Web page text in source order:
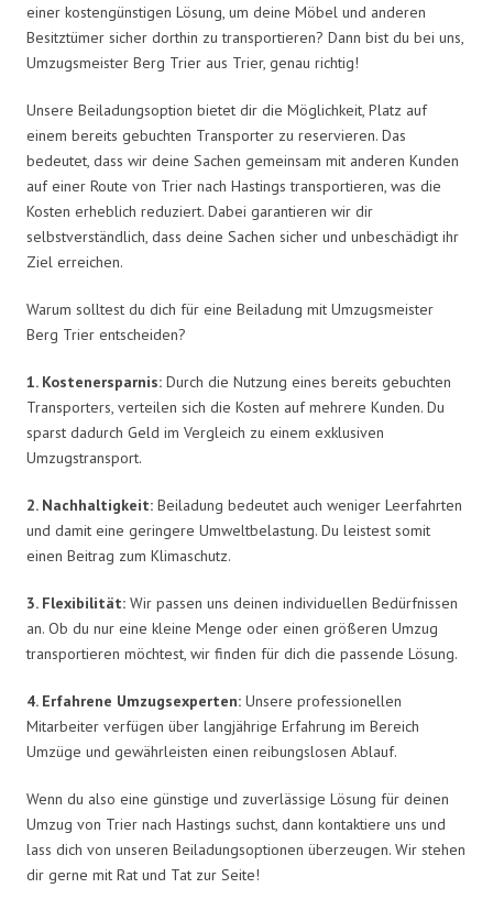
einer kostengünstigen Lösung, um deine Möbel und anderen
Besitztümer sicher dorthin zu transportieren? Dann bist du bei uns,
Umzugsmeister Berg Trier aus Trier, genau richtig!
Unsere Beiladungsoption bietet dir die Möglichkeit, Platz auf
einem bereits gebuchten Transporter zu reservieren. Das
bedeutet, dass wir deine Sachen gemeinsam mit anderen Kunden
auf einer Route von Trier nach Hastings transportieren, was die
Kosten erheblich reduziert. Dabei garantieren wir dir
selbstverständlich, dass deine Sachen sicher und unbeschädigt ihr
Ziel erreichen.
Warum solltest du dich für eine Beiladung mit Umzugsmeister
Berg Trier entscheiden?
1. Kostenersparnis: Durch die Nutzung eines bereits gebuchten
Transporters, verteilen sich die Kosten auf mehrere Kunden. Du
sparst dadurch Geld im Vergleich zu einem exklusiven
Umzugstransport.
2. Nachhaltigkeit: Beiladung bedeutet auch weniger Leerfahrten
und damit eine geringere Umweltbelastung. Du leistest somit
einen Beitrag zum Klimaschutz.
3. Flexibilität: Wir passen uns deinen individuellen Bedürfnissen
an. Ob du nur eine kleine Menge oder einen größeren Umzug
transportieren möchtest, wir finden für dich die passende Lösung.
4. Erfahrene Umzugsexperten: Unsere professionellen
Mitarbeiter verfügen über langjährige Erfahrung im Bereich
Umzüge und gewährleisten einen reibungslosen Ablauf.
Wenn du also eine günstige und zuverlässige Lösung für deinen
Umzug von Trier nach Hastings suchst, dann kontaktiere uns und
lass dich von unseren Beiladungsoptionen überzeugen. Wir stehen
dir gerne mit Rat und Tat zur Seite!